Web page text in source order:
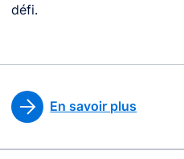
défi.
En savoir plus